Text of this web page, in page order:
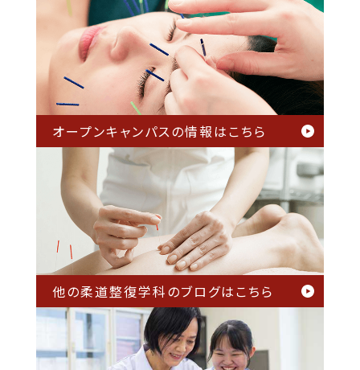
オープンキャンパスの情報はこちら
他の柔道整復学科のブログはこちら